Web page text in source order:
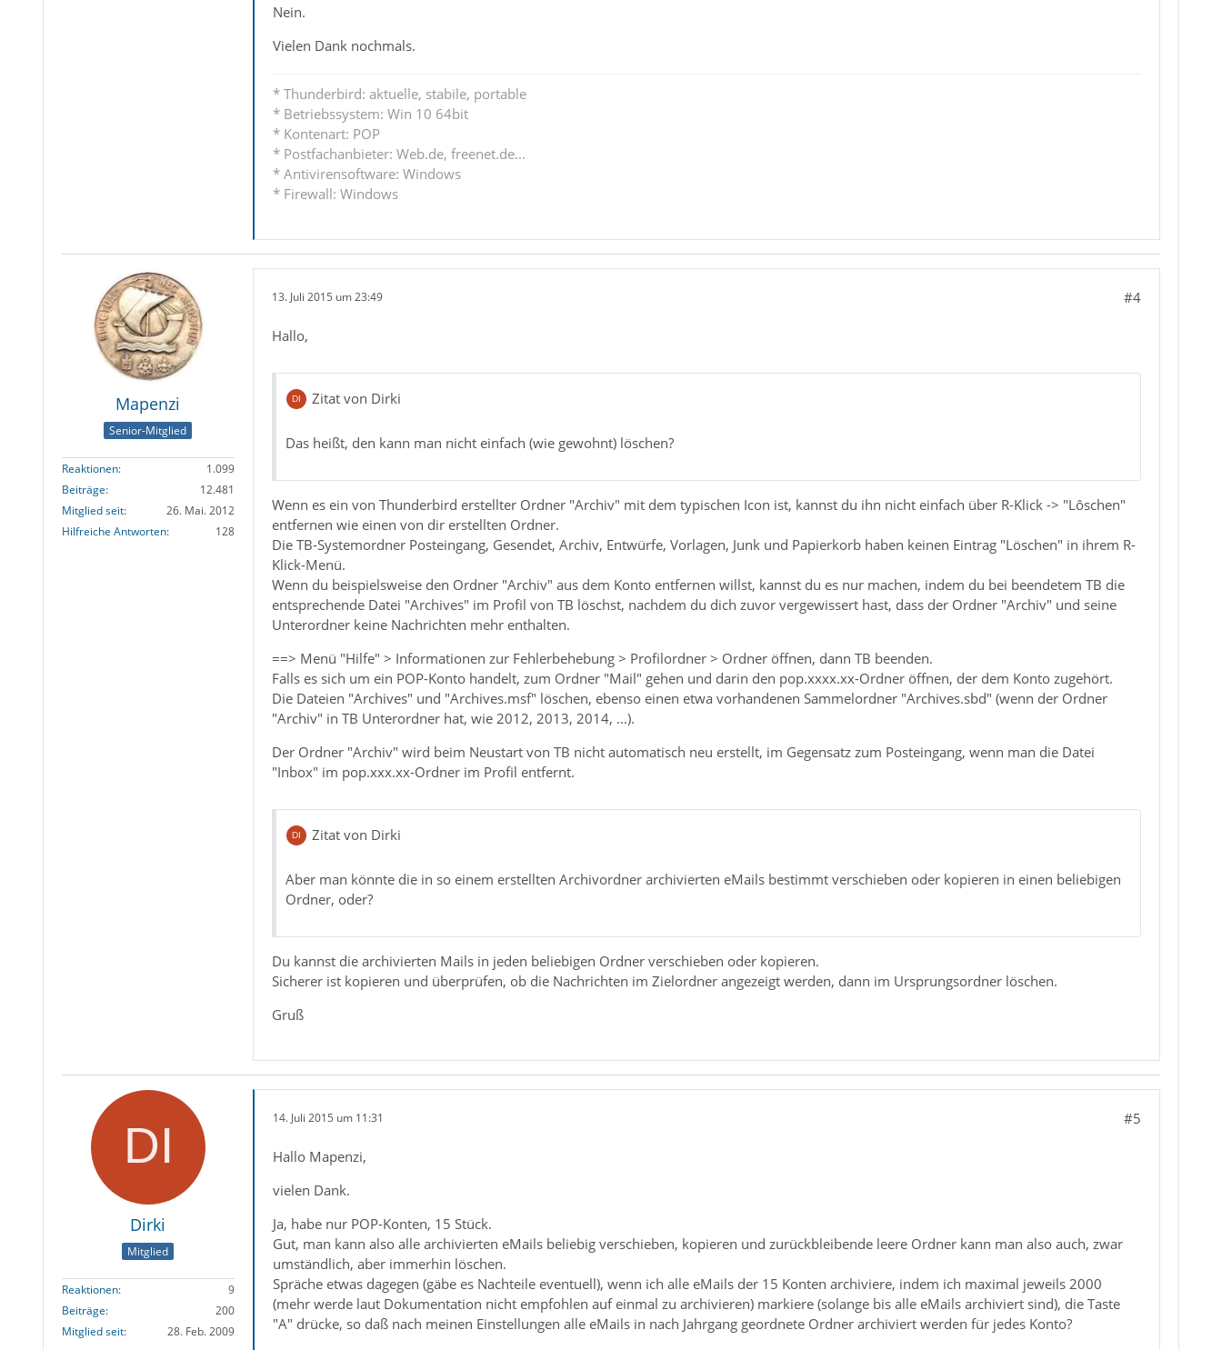
Nein.
Vielen Dank nochmals.
* Thunderbird: aktuelle, stabile, portable
* Betriebssystem: Win 10 64bit
* Kontenart: POP
* Postfachanbieter: Web.de, freenet.de...
* Antivirensoftware: Windows
* Firewall: Windows
Mapenzi
Senior-Mitglied
Reaktionen
1.099
Beiträge
12.481
Mitglied seit
26. Mai. 2012
Hilfreiche Antworten
128
13. Juli 2015 um 23:49 #4
Hallo,
Zitat von Dirki
Das heißt, den kann man nicht einfach (wie gewohnt) löschen?
Wenn es ein von Thunderbird erstellter Ordner "Archiv" mit dem typischen Icon ist, kannst du ihn nicht einfach über R-Klick -> "Lôschen"
entfernen wie einen von dir erstellten Ordner.
Die TB-Systemordner Posteingang, Gesendet, Archiv, Entwürfe, Vorlagen, Junk und Papierkorb haben keinen Eintrag "Löschen" in ihrem R-
Klick-Menü.
Wenn du beispielsweise den Ordner "Archiv" aus dem Konto entfernen willst, kannst du es nur machen, indem du bei beendetem TB die
entsprechende Datei "Archives" im Profil von TB löschst, nachdem du dich zuvor vergewissert hast, dass der Ordner "Archiv" und seine
Unterordner keine Nachrichten mehr enthalten.
==> Menü "Hilfe" > Informationen zur Fehlerbehebung > Profilordner > Ordner öffnen, dann TB beenden.
Falls es sich um ein POP-Konto handelt, zum Ordner "Mail" gehen und darin den pop.xxxx.xx-Ordner öffnen, der dem Konto zugehört.
Die Dateien "Archives" und "Archives.msf" löschen, ebenso einen etwa vorhandenen Sammelordner "Archives.sbd" (wenn der Ordner
"Archiv" in TB Unterordner hat, wie 2012, 2013, 2014, ...).
Der Ordner "Archiv" wird beim Neustart von TB nicht automatisch neu erstellt, im Gegensatz zum Posteingang, wenn man die Datei
"Inbox" im pop.xxx.xx-Ordner im Profil entfernt.
Zitat von Dirki
Aber man könnte die in so einem erstellten Archivordner archivierten eMails bestimmt verschieben oder kopieren in einen beliebigen
Ordner, oder?
Du kannst die archivierten Mails in jeden beliebigen Ordner verschieben oder kopieren.
Sicherer ist kopieren und überprüfen, ob die Nachrichten im Zielordner angezeigt werden, dann im Ursprungsordner löschen.
Gruß
Dirki
Mitglied
Reaktionen
9
Beiträge
200
Mitglied seit
28. Feb. 2009
14. Juli 2015 um 11:31 #5
Hallo Mapenzi,
vielen Dank.
Ja, habe nur POP-Konten, 15 Stück.
Gut, man kann also alle archivierten eMails beliebig verschieben, kopieren und zurückbleibende leere Ordner kann man also auch, zwar
umständlich, aber immerhin löschen.
Spräche etwas dagegen (gäbe es Nachteile eventuell), wenn ich alle eMails der 15 Konten archiviere, indem ich maximal jeweils 2000
(mehr werde laut Dokumentation nicht empfohlen auf einmal zu archivieren) markiere (solange bis alle eMails archiviert sind), die Taste
"A" drücke, so daß nach meinen Einstellungen alle eMails in nach Jahrgang geordnete Ordner archiviert werden für jedes Konto?